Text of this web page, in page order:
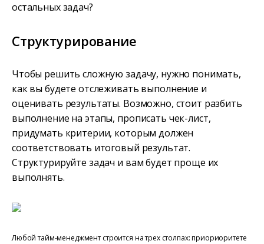
остальных задач?
Структурирование
Чтобы решить сложную задачу, нужно понимать,
как вы будете отслеживать выполнение и
оценивать результаты. Возможно, стоит разбить
выполнение на этапы, прописать чек-лист,
придумать критерии, которым должен
соответствовать итоговый результат.
Структурируйте задач и вам будет проще их
выполнять.
Любой тайм-менеджмент строится на трех столпах: приориоритете